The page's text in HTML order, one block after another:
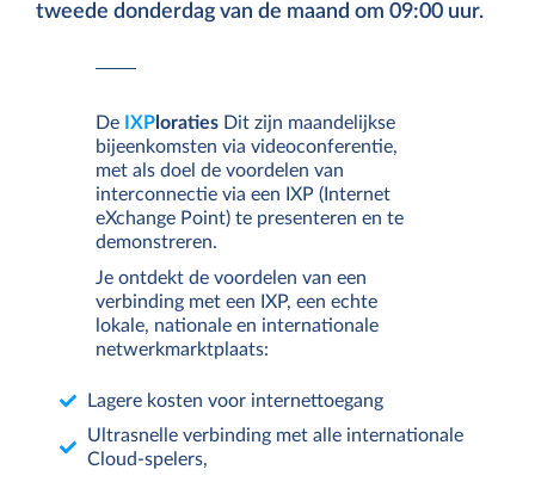
tweede donderdag van de maand om 09:00 uur.
De IXP loraties Dit zijn maandelijkse
bijeenkomsten via videoconferentie,
met als doel de voordelen van
interconnectie via een IXP (Internet
eXchange Point) te presenteren en te
demonstreren.
Je ontdekt de voordelen van een
verbinding met een IXP, een echte
lokale, nationale en internationale
netwerkmarktplaats:
Lagere kosten voor internettoegang
Ultrasnelle verbinding met alle internationale
Cloud-spelers,